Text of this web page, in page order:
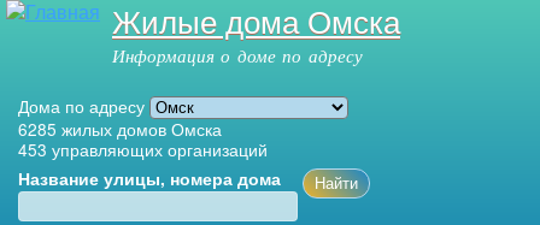
Перейти к
основному
Жилые дома Омска
Информация о доме по адресу
Дома по адресу
6285 жилых домов Омска
453 управляющих организаций
Название улицы, номера дома